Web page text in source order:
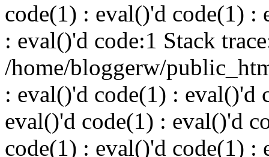
code(1) : eval()'d code(1) :
: eval()'d code:1 Stack
/home/bloggerw/
: eval()'d code(1) : eval()'d
eval()'d code(1) : eval()'d
code(1) : eval()'d code(1) :